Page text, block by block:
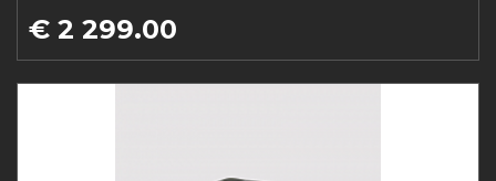
€ 2 299.00